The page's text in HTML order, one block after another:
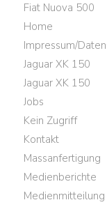
Fiat Nuova 500
Home
Impressum/
Jaguar XK 150
Jaguar XK 150
Jobs
Kein Zugriff
Kontakt
Massanfertigung
Medienberichte
Medienmitteilung